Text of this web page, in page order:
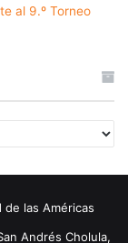
al 9.º Torneo
las Américas
Andrés Cholula,